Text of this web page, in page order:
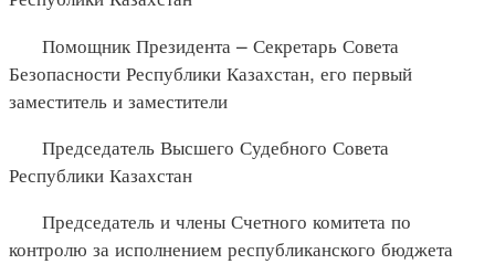
Помощник Президента – Секретарь Совета
Безопасности Республики Казахстан, его первый
заместитель и заместители
Председатель Высшего Судебного Совета
Республики Казахстан
Председатель и члены Счетного комитета по
контролю за исполнением республиканского бюджета